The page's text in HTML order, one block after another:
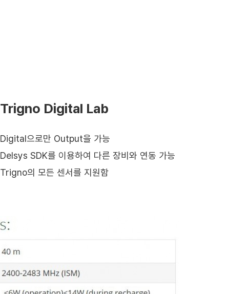
Trigno Digital Lab
Digital으로만 Output을 가능
Delsys SDK를 이용하여 다른 장비와 연동 가능
Trigno의 모든 센서를 지원함